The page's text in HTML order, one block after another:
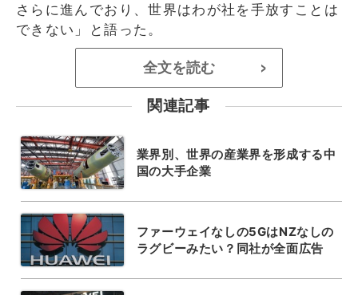
さらに進んでおり、世界はわが社を手放すことは
できない」と語った。
全文を読む >
関連記事
業界別、世界の産業界を形成する中
国の大手企業
ファーウェイなしの5GはNZなしの
ラグビーみたい？同社が全面広告